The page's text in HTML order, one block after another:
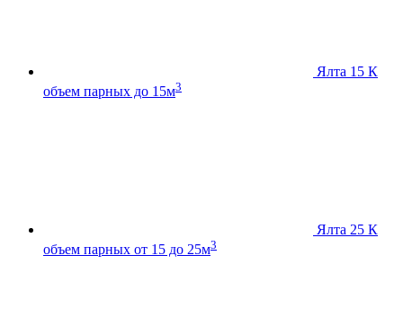
Ялта 15 К
объем парных до 15м3
Ялта 25 К
объем парных от 15 до 25м3